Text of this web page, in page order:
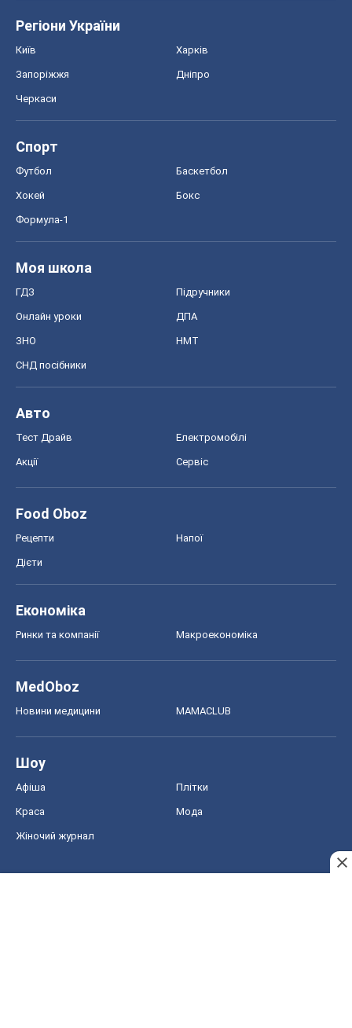
Регіони України
Київ Харків
Запоріжжя Дніпро
Черкаси
Спорт
Футбол Баскетбол
Хокей Бокс
Формула-1
Моя школа
ГДЗ Підручники
Онлайн уроки ДПА
ЗНО НМТ
СНД посібники
Авто
Тест Драйв Електромобілі
Акції Сервіс
Food Oboz
Рецепти Напої
Дієти
Економіка
Ринки та компанії Макроекономіка
MedOboz
Новини медицини MAMACLUB
Шоу
Афіша Плітки
Краса Мода
Жіночий журнал